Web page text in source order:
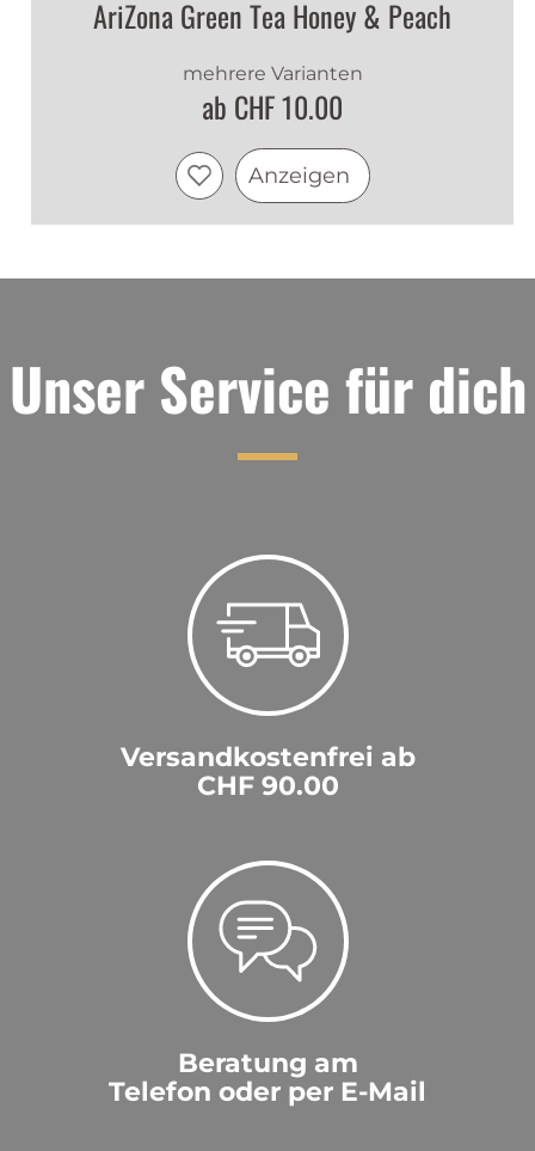
AriZona Green Tea Honey & Peach
mehrere Varianten
ab CHF 10.00
Anzeigen
Unser Service für dich
Versandkostenfrei ab
CHF 90.00
Beratung am
Telefon oder per E-Mail